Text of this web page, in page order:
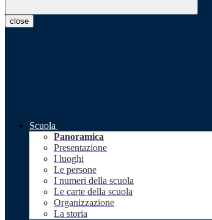
close
Scuola
Panoramica
Presentazione
I luoghi
Le persone
I numeri della scuola
Le carte della scuola
Organizzazione
La storia